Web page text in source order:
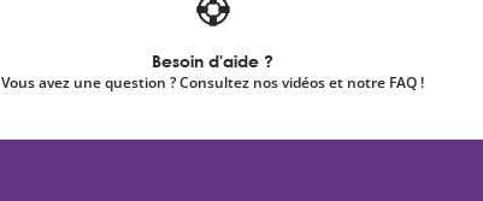
Besoin d'aide ?
Vous avez une question ? Consultez nos vidéos et notre FAQ !